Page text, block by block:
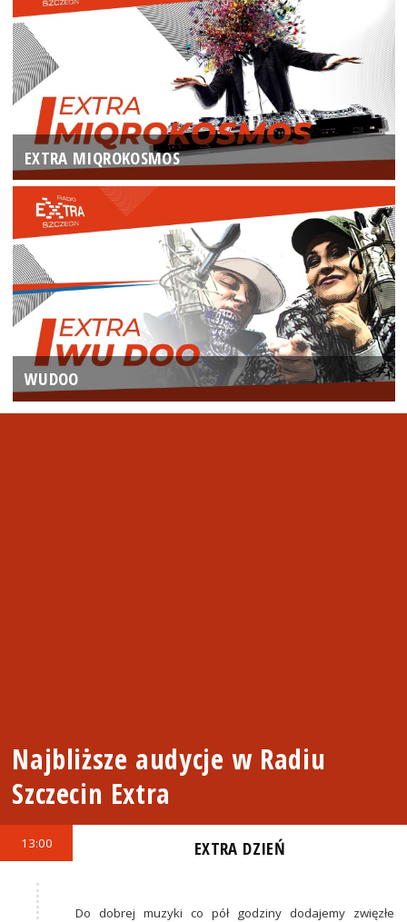
EXTRA MIQROKOSMOS
WUDOO
Najbliższe audycje w Radiu
Szczecin Extra
13:00 EXTRA DZIEŃ
Do dobrej muzyki co pół godziny dodajemy zwięzłe